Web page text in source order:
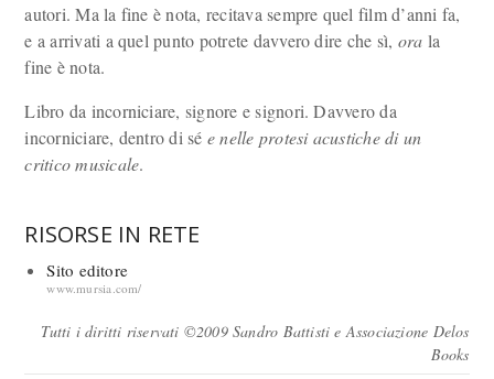
autori. Ma la fine è nota, recitava sempre quel film d’anni fa,
e a arrivati a quel punto potrete davvero dire che sì, ora la
fine è nota.
Libro da incorniciare, signore e signori. Davvero da
incorniciare, dentro di sé e nelle protesi acustiche di un
critico musicale.
RISORSE IN RETE
Sito editore
www.mursia.com/
Tutti i diritti riservati ©2009 Sandro Battisti e Associazione Delos
Books